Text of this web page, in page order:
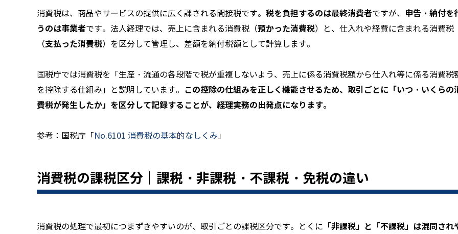
消費税は、商品やサービスの提供に広く課される間接税です。 税を負担するのは最終消費者ですが、
申告・納付を
うのは事業者です。法人経理では、売上に含まれる消費税（預かった消費税）と、仕入れや経費に含まれる消費税
（支払った消費税）を区分して管理し、差額を納付税額として計算します。
国税庁では消費税を「生産・流通の各段階で税が重複しないよう、売上に係る消費税額から仕入れ等に係る消費税
を控除する仕組み」と説明しています。
この控除の仕組みを正しく機能させるため、取引ごとに「いつ・いくらの
費税が発生したか」を区分して記録することが、経理実務の出発点になります。
参考：国税庁「No.6101 消費税の基本的なしくみ」
消費税の課税区分｜課税・非課税・不課税・免税の違い
消費税の処理で最初につまずきやすいのが、取引ごとの課税区分です。とくに 「非課税」と「不課税」は混同され